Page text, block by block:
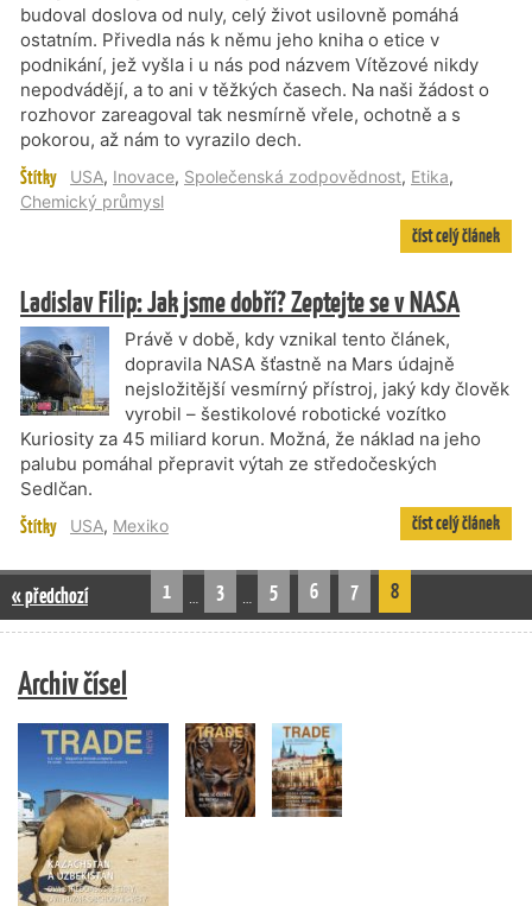
budoval doslova od nuly, celý život usilovně pomáhá
ostatním. Přivedla nás k němu jeho kniha o etice v
podnikání, jež vyšla i u nás pod názvem Vítězové nikdy
nepodvádějí, a to ani v těžkých časech. Na naši žádost o
rozhovor zareagoval tak nesmírně vřele, ochotně a s
pokorou, až nám to vyrazilo dech.
Štítky USA, Inovace, Společenská zodpovědnost, Etika,
Chemický průmysl
číst celý článek
Ladislav Filip: Jak jsme dobří? Zeptejte se v NASA
Právě v době, kdy vznikal tento článek,
dopravila NASA šťastně na Mars údajně
nejsložitější vesmírný přístroj, jaký kdy člověk
vyrobil – šestikolové robotické vozítko
Kuriosity za 45 miliard korun. Možná, že náklad na jeho
palubu pomáhal přepravit výtah ze středočeských
Sedlčan.
Štítky USA, Mexiko číst celý článek
« předchozí 1 … 3 … 5 6 7 8
Archiv čísel